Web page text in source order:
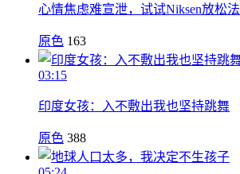
心情焦虑难宣泄，试试Niksen放松法
原色 163
03:15
印度女孩：入不敷出我也坚持跳舞
原色 388